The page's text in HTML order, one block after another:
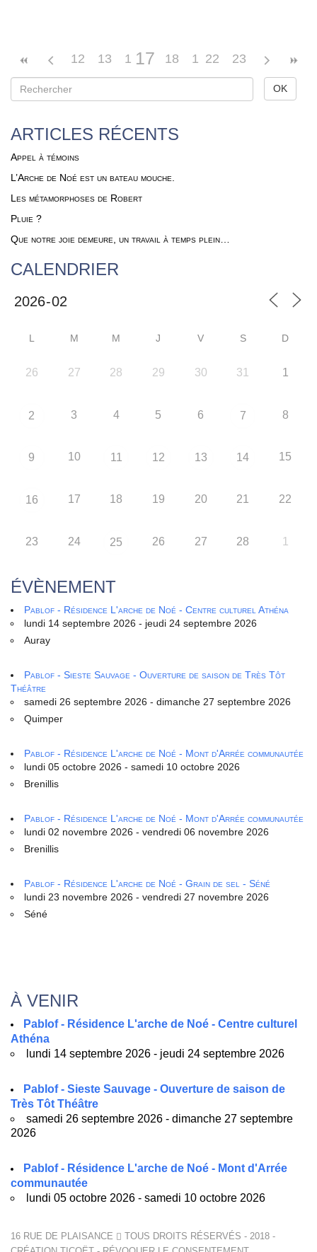
12 13 14 15
17 18 19 22 23
ARTICLES RÉCENTS
Appel à témoins
L’Arche de Noé est un bateau mouche.
Les métamorphoses de Robert
Pluie ?
Que notre joie demeure, un travail à temps plein…
CALENDRIER
L M M J V S D
26 27 28 29 30 31 1
2 3 4 5 6 7 8
9 10 11 12 13 14 15
16 17 18 19 20 21 22
23 24 25 26 27 28 1
ÉVÈNEMENT
Pablof - Résidence L'arche de Noé - Centre culturel Athéna
lundi 14 septembre 2026 - jeudi 24 septembre 2026
Auray
Pablof - Sieste Sauvage - Ouverture de saison de Très Tôt
Théâtre
samedi 26 septembre 2026 - dimanche 27 septembre 2026
Quimper
Pablof - Résidence L'arche de Noé - Mont d'Arrée communautée
lundi 05 octobre 2026 - samedi 10 octobre 2026
Brenillis
Pablof - Résidence L'arche de Noé - Mont d'Arrée communautée
lundi 02 novembre 2026 - vendredi 06 novembre 2026
Brenillis
Pablof - Résidence L'arche de Noé - Grain de sel - Séné
lundi 23 novembre 2026 - vendredi 27 novembre 2026
Séné
À VENIR
Pablof - Résidence L'arche de Noé - Centre culturel
Athéna
lundi 14 septembre 2026 - jeudi 24 septembre 2026
Pablof - Sieste Sauvage - Ouverture de saison de
Très Tôt Théâtre
samedi 26 septembre 2026 - dimanche 27 septembre
2026
Pablof - Résidence L'arche de Noé - Mont d'Arrée
communautée
lundi 05 octobre 2026 - samedi 10 octobre 2026
16 RUE DE PLAISANCE
TOUS DROITS RÉSERVÉS - 2018 -